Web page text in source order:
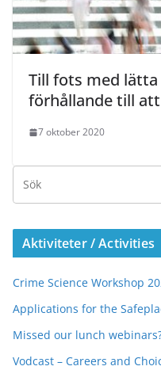
Till fots med
förhållande till
7 oktober 2020
Aktiviteter / Activities
Crime Science Workshop
Applications for the
Missed our lunch
Vodcast – Careers and